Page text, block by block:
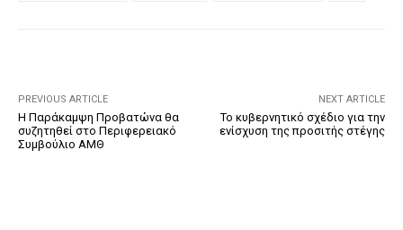
PREVIOUS ARTICLE
Η Παράκαμψη Προβατώνα θα
συζητηθεί στο Περιφερειακό
Συμβούλιο ΑΜΘ
NEXT ARTICLE
Το κυβερνητικό σχέδιο για την
ενίσχυση της προσιτής στέγης